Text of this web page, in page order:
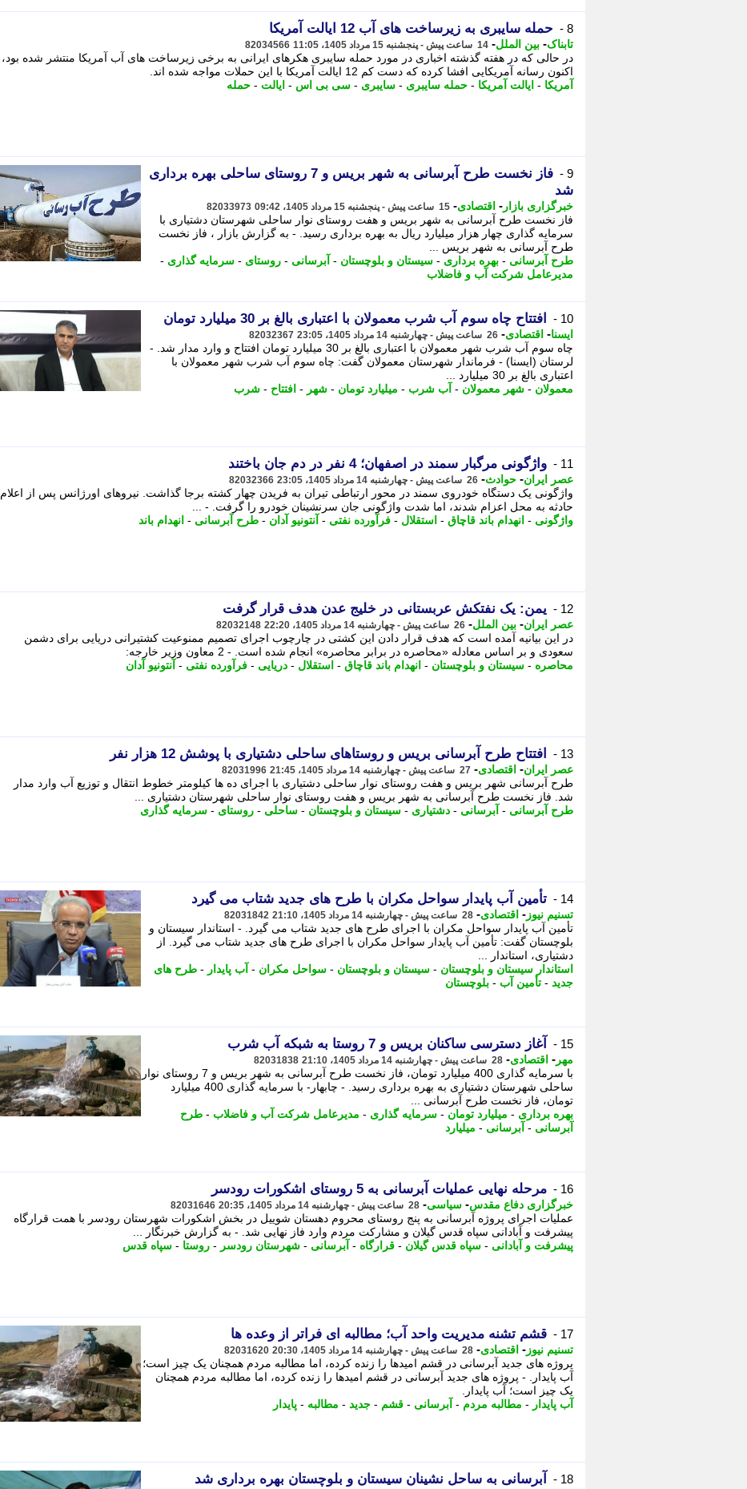
8 - حمله سایبری به زیرساخت های آب 12 ایالت آمریکا
تابناک- بین الملل- 14 ساعت پیش - پنجشنبه 15 مرداد 1405، 11:05 82034566
در حالی که در هفته گذشته اخباری در مورد حمله سایبری هکرهای ایرانی به برخی زیرساخت های آب آمریکا منتشر شده بود،
اکنون رسانه آمریکایی افشا کرده که دست کم 12 ایالت آمریکا با این حملات مواجه شده اند.
آمریکا - ایالت آمریکا - حمله سایبری - سایبری - سی بی اس - ایالت - حمله
9 -
فاز نخست طرح آبرسانی به شهر بریس و 7 روستای ساحلی بهره برداری
شد
خبرگزاری بازار - اقتصادی- 15 ساعت پیش - پنجشنبه 15 مرداد 1405، 09:42 82033973
فاز نخست طرح آبرسانی به شهر بریس و هفت روستای نوار ساحلی شهرستان دشتیاری با
سرمایه گذاری چهار هزار میلیارد ریال به بهره برداری رسید. - به گزارش بازار ، فاز نخست
طرح آبرسانی به شهر بریس ...
طرح آبرسانی - بهره برداری - سیستان و بلوچستان - آبرسانی - روستای - سرمایه گذاری -
مدیرعامل شرکت آب و فاضلاب
10 - افتتاح چاه سوم آب شرب معمولان با اعتباری بالغ بر 30 میلیارد تومان
ایسنا- اقتصادی- 26 ساعت پیش - چهارشنبه 14 مرداد 1405، 23:05 82032367
چاه سوم آب شرب شهر معمولان با اعتباری بالغ بر 30 میلیارد تومان افتتاح و وارد مدار شد. -
لرستان (ایسنا) - فرماندار شهرستان معمولان گفت: چاه سوم آب شرب شهر معمولان با
اعتباری بالغ بر 30 میلیارد ...
معمولان - شهر معمولان - آب شرب - میلیارد تومان - شهر - افتتاح - شرب
11 - واژگونی مرگبار سمند در اصفهان؛ 4 نفر در دم جان باختند
عصر ایران- حوادث- 26 ساعت پیش - چهارشنبه 14 مرداد 1405، 23:05 82032366
واژگونی یک دستگاه خودروی سمند در محور ارتباطی تیران به فریدن چهار کشته برجا گذاشت. نیروهای اورژانس پس از اعلام
حادثه به محل اعزام شدند، اما شدت واژگونی جان سرنشینان خودرو را گرفت. - ...
واژگونی - انهدام باند قاچاق - استقلال - فرآورده نفتی - آنتونیو آدان - طرح آبرسانی - انهدام باند
12 - یمن: یک نفتکش عربستانی در خلیج عدن هدف قرار گرفت
عصر ایران- بین الملل- 26 ساعت پیش - چهارشنبه 14 مرداد 1405، 22:20 82032148
در این بیانیه آمده است که هدف قرار دادن این کشتی در چارچوب اجرای تصمیم ممنوعیت کشتیرانی دریایی برای دشمن
سعودی و بر اساس معادله «محاصره در برابر محاصره» انجام شده است. - 2 معاون وزیر خارجه:
محاصره - سیستان و بلوچستان - انهدام باند قاچاق - استقلال - دریایی - فرآورده نفتی - آنتونیو آدان
13 - افتتاح طرح آبرسانی بریس و روستاهای ساحلی دشتیاری با پوشش 12 هزار نفر
عصر ایران- اقتصادی- 27 ساعت پیش - چهارشنبه 14 مرداد 1405، 21:45 82031996
طرح آبرسانی شهر بریس و هفت روستای نوار ساحلی دشتیاری با اجرای ده ها کیلومتر خطوط انتقال و توزیع آب وارد مدار
شد. فاز نخست طرح آبرسانی به شهر بریس و هفت روستای نوار ساحلی شهرستان دشتیاری ...
طرح آبرسانی - آبرسانی - دشتیاری - سیستان و بلوچستان - ساحلی - روستای - سرمایه گذاری
14 - تأمین آب پایدار سواحل مکران با طرح های جدید شتاب می گیرد
تسنیم نیوز - اقتصادی- 28 ساعت پیش - چهارشنبه 14 مرداد 1405، 21:10 82031842
تأمین آب پایدار سواحل مکران با اجرای طرح های جدید شتاب می گیرد. - استاندار سیستان و
بلوچستان گفت: تأمین آب پایدار سواحل مکران با اجرای طرح های جدید شتاب می گیرد. از
دشتیاری، استاندار ...
استاندار سیستان و بلوچستان - سیستان و بلوچستان - سواحل مکران - آب پایدار - طرح های
جدید - تأمین آب - بلوچستان
15 - آغاز دسترسی ساکنان بریس و 7 روستا به شبکه آب شرب
مهر - اقتصادی- 28 ساعت پیش - چهارشنبه 14 مرداد 1405، 21:10 82031838
با سرمایه گذاری 400 میلیارد تومان، فاز نخست طرح آبرسانی به شهر بریس و 7 روستای نوار
ساحلی شهرستان دشتیاری به بهره برداری رسید. - چابهار- با سرمایه گذاری 400 میلیارد
تومان، فاز نخست طرح آبرسانی ...
بهره برداری - میلیارد تومان - سرمایه گذاری - مدیرعامل شرکت آب و فاضلاب - طرح
آبرسانی - آبرسانی - میلیارد
16 - مرحله نهایی عملیات آبرسانی به 5 روستای اشکورات رودسر
خبرگزاری دفاع مقدس- سیاسی- 28 ساعت پیش - چهارشنبه 14 مرداد 1405، 20:35 82031646
عملیات اجرای پروژه آبرسانی به پنج روستای محروم دهستان شوییل در بخش اشکورات شهرستان رودسر با همت قرارگاه
پیشرفت و آبادانی سپاه قدس گیلان و مشارکت مردم وارد فاز نهایی شد. - به گزارش خبرنگار ...
پیشرفت و آبادانی - سپاه قدس گیلان - قرارگاه - آبرسانی - شهرستان رودسر - روستا - سپاه قدس
17 - قشم تشنه مدیریت واحد آب؛ مطالبه ای فراتر از وعده ها
تسنیم نیوز - اقتصادی- 28 ساعت پیش - چهارشنبه 14 مرداد 1405، 20:30 82031620
پروژه های جدید آبرسانی در قشم امیدها را زنده کرده، اما مطالبه مردم همچنان یک چیز است؛
آب پایدار. - پروژه های جدید آبرسانی در قشم امیدها را زنده کرده، اما مطالبه مردم همچنان
یک چیز است؛ آب پایدار.
آب پایدار - مطالبه مردم - آبرسانی - قشم - جدید - مطالبه - پایدار
18 - آبرسانی به ساحل نشینان سیستان و بلوچستان بهره برداری شد